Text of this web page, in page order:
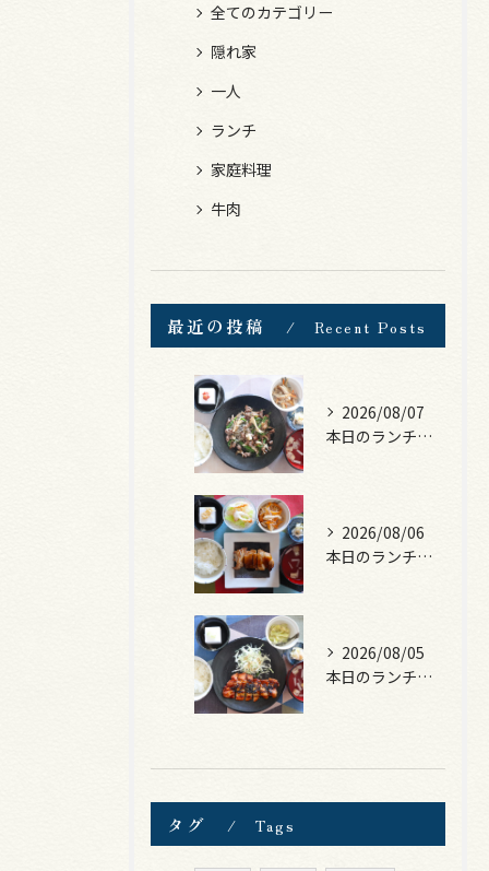
全てのカテゴリー
隠れ家
一人
ランチ
家庭料理
牛肉
最近の投稿 Recent Posts
2026/08/07
本日のランチは、黒毛和牛のチャプチェ！
2026/08/06
本日のランチは、照焼きチキン！
2026/08/05
本日のランチは、ロース豚カツ梅はさみ！
タグ Tags